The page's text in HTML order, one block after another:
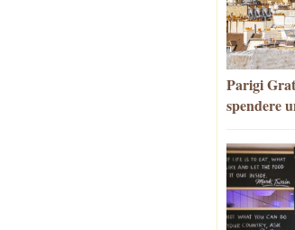
Parigi
spendere